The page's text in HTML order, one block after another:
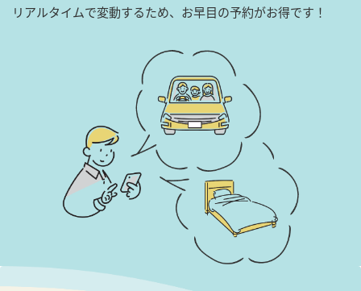
リアルタイムで変動するため、お早目の予約がお得です！